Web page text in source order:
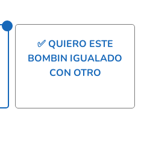
✅ QUIERO ESTE
BOMBIN IGUALADO
CON OTRO